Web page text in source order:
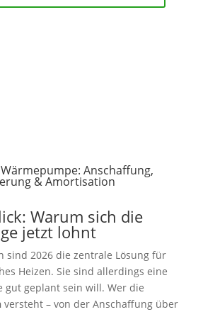
Anschaffung,
& Amortisation
Warum sich die
jetzt lohnt
sind 2026 die zentrale Lösung für
Heizen. Sie sind allerdings eine
gut geplant sein will. Wer die
versteht – von der Anschaffung über